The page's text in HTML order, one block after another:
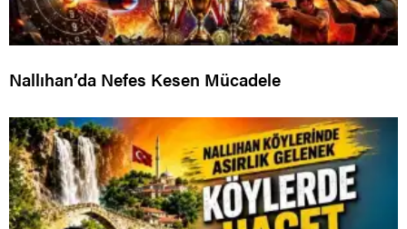
Nallıhan’da Nefes Kesen Mücadele